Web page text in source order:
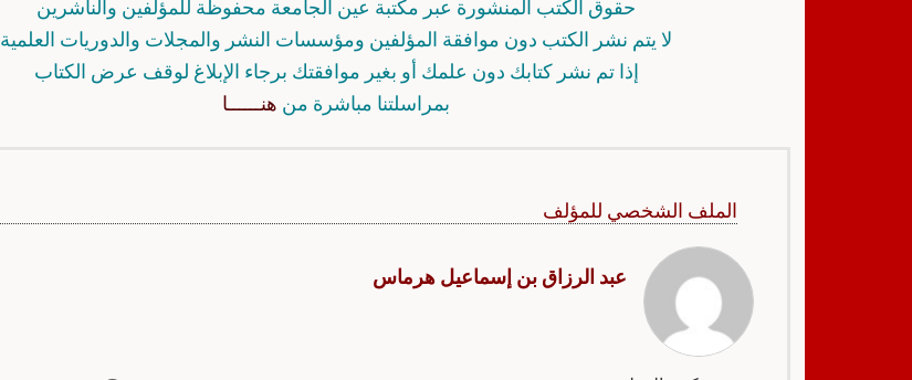
حقوق الكتب المنشورة عبر مكتبة عين الجامعة محفوظة للمؤلفين والناشرين
لا يتم نشر الكتب دون موافقة المؤلفين ومؤسسات النشر والمجلات والدوريات العلمية
إذا تم نشر كتابك دون علمك أو بغير موافقتك برجاء الإبلاغ لوقف عرض الكتاب
بمراسلتنا مباشرة من هنــــــا
الملف الشخصي للمؤلف
عبد الرزاق بن إسماعيل هرماس